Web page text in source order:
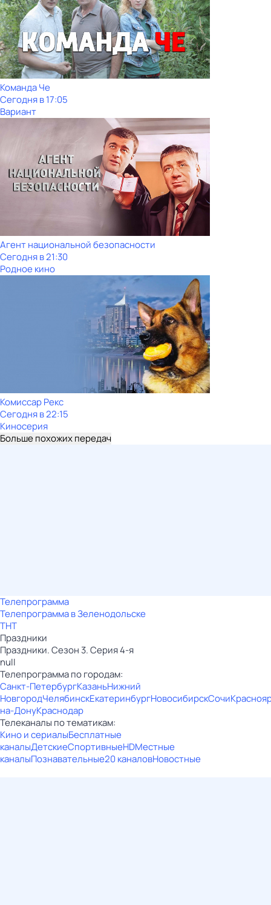
Команда Че
Сегодня в 17:05
Вариант
Агент национальной безопасности
Сегодня в 21:30
Родное кино
Комиссар Рекс
Сегодня в 22:15
Киносерия
Больше похожих передач
Телепрограмма
Телепрограмма в Зеленодольске
ТНТ
Праздники
Праздники. Сезон 3. Серия 4-я
null
Телепрограмма по городам:
Санкт-ПетербургКазаньНижний
НовгородЧелябинскЕкатеринбургНовосибирскСочи
на-ДонуКраснодар
Телеканалы по тематикам:
Кино и сериалыБесплатные
каналыДетскиеСпортивныеHDМестные
каналыПознавательные20 каналовНовостные